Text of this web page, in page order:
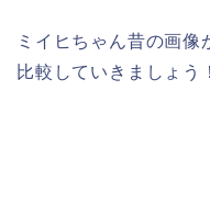
ミイヒちゃん昔の画像
比較していきましょう！